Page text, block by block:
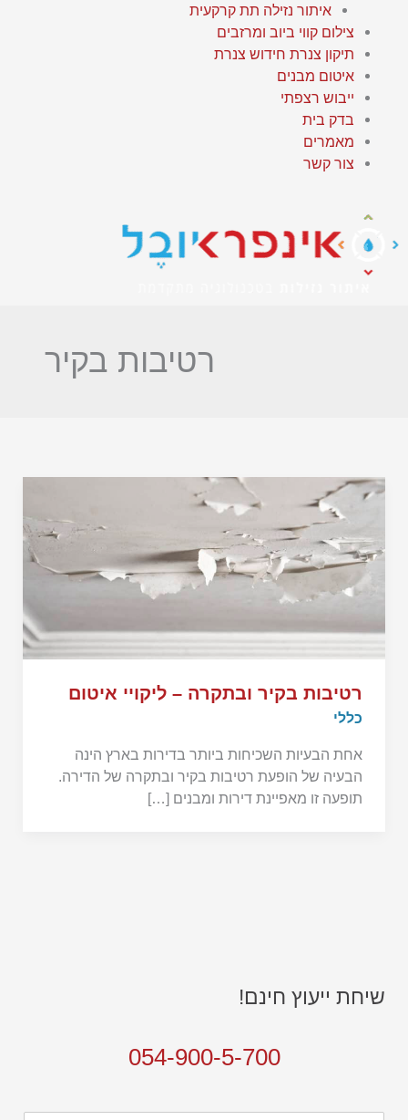
איתור נזילה תת קרקעית
צילום קווי ביוב ומרזבים
תיקון צנרת חידוש צנרת
איטום מבנים
ייבוש רצפתי
בדק בית
מאמרים
צור קשר
רטיבות בקיר
רטיבות בקיר ובתקרה – ליקויי איטום
כללי
אחת הבעיות השכיחות ביותר בדירות בארץ הינה
הבעיה של הופעת רטיבות בקיר ובתקרה של הדירה.
תופעה זו מאפיינת דירות ומבנים […]
שיחת ייעוץ חינם!
054-900-5-700